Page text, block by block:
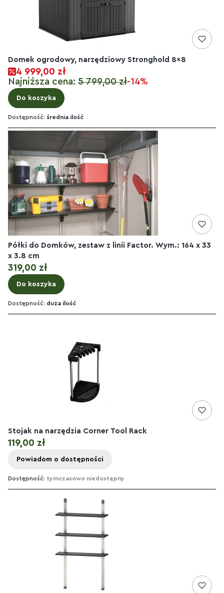
Domek ogrodowy, narzędziowy Stronghold 8x8
4 999,00 zł
Najniższa cena: 5 799,00 zł-14%
Do koszyka
Dostępność: średnia ilość
Półki do Domków, zestaw z linii Factor. Wym.: 164 x 33
x 3.8 cm
Cena
319,00 zł
Do koszyka
Dostępność: duża ilość
Stojak na narzędzia Corner Tool Rack
Cena
119,00 zł
Powiadom o dostępności
Dostępność: tymczasowo niedostępny